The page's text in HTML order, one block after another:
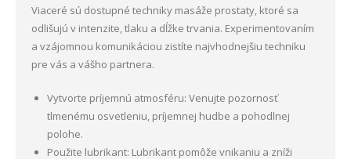
Viaceré sú dostupné techniky masáže prostaty, ktoré sa
odlišujú v intenzite, tlaku a dĺžke trvania. Experimentovaním
a vzájomnou komunikáciou zistíte najvhodnejšiu techniku
pre vás a vášho partnera.
Vytvorte príjemnú atmosféru: Venujte pozornosť
tlmenému osvetleniu, príjemnej hudbe a pohodlnej
polohe.
Použite lubrikant: Lubrikant pomôže vnikaniu a zníži